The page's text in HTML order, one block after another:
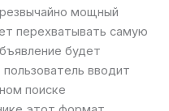
мощный
перехватывать самую
будет
вводит
поиске